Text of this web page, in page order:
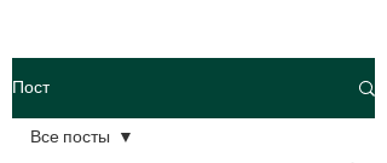
Пост
Все посты